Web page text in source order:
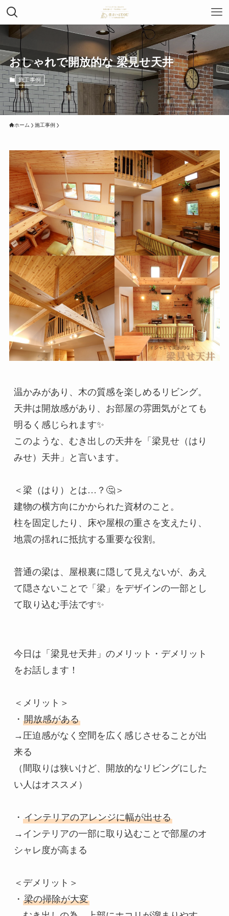
おしゃれで開放的な 梁見せ天井
施工事例
ホーム 施工事例
温かみがあり、木の質感を楽しめるリビング。
天井は開放感があり、お部屋の雰囲気がとても
明るく感じられます✨
このような、むき出しの天井を「梁見せ（はり
みせ）天井」と言います。
＜梁（はり）とは…？🤔＞
建物の横方向にかかられた資材のこと。
柱を固定したり、床や屋根の重さを支えたり、
地震の揺れに抵抗する重要な役割。
普通の梁は、屋根裏に隠して見えないが、あえ
て隠さないことで「梁」をデザインの一部とし
て取り込む手法です✨
今日は「梁見せ天井」のメリット・デメリット
をお話します！
＜メリット＞
・ 開放感がある
→圧迫感がなく空間を広く感じさせることが出
来る
（間取りは狭いけど、開放的なリビングにした
い人はオススメ）
・ インテリアのアレンジに幅が出せる
→インテリアの一部に取り込むことで部屋のオ
シャレ度が高まる
＜デメリット＞
・ 梁の掃除が大変